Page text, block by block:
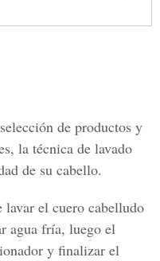
de productos y
la técnica de lavado
de su cabello.
lavar el cuero cabelludo
agua fría, luego el
y finalizar el